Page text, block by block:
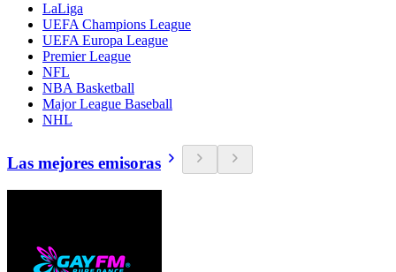
LaLiga
UEFA Champions League
UEFA Europa League
Premier League
NFL
NBA Basketball
Major League Baseball
NHL
Las mejores emisoras